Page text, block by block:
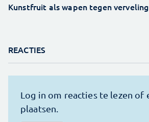
Kunstfruit als wapen tegen verveling
REACTIES